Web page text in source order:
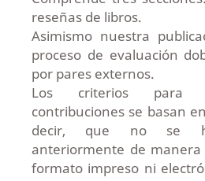
reseñas de libros.
Asimismo nuestra
proceso de evaluación
por pares externos.
Los criterios para
contribuciones se basan
decir, que no se
anteriormente de
formato impreso ni